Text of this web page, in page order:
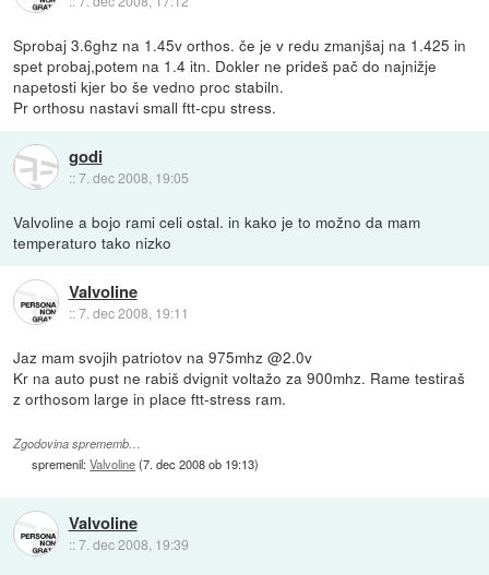
Sprobaj 3.6ghz na 1.45v orthos. če je v redu zmanjšaj na 1.425 in
spet probaj,potem na 1.4 itn. Dokler ne prideš pač do najnižje
napetosti kjer bo še vedno proc stabiln.
Pr orthosu nastavi small ftt-cpu stress.
godi
::7. dec 2008, 19:05
Valvoline a bojo rami celi ostal. in kako je to možno da mam
temperaturo tako nizko
Valvoline
::7. dec 2008, 19:11
Jaz mam svojih patriotov na 975mhz @2.0v
Kr na auto pust ne rabiš dvignit voltažo za 900mhz. Rame testiraš
z orthosom large in place ftt-stress ram.
Zgodovina sprememb…
spremenil:Valvoline(7. dec 2008 ob 19:13)
Valvoline
::7. dec 2008, 19:39